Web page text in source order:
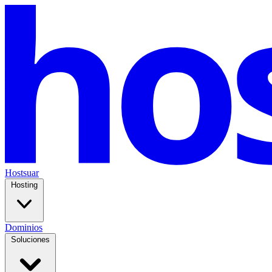
Hostsuar
Hosting
Dominios
Soluciones